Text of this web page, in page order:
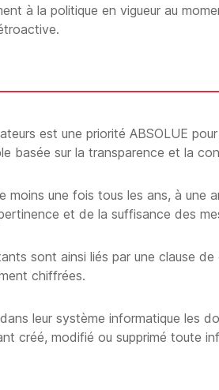
à la politique en vigueur au
est une priorité ABSOLUE
basée sur la transparence et la
une fois tous les ans, à une
et de la suffisance des
sont ainsi liés par une clause
chiffrées.
leur système informatique les
créé, modifié ou supprimé toute